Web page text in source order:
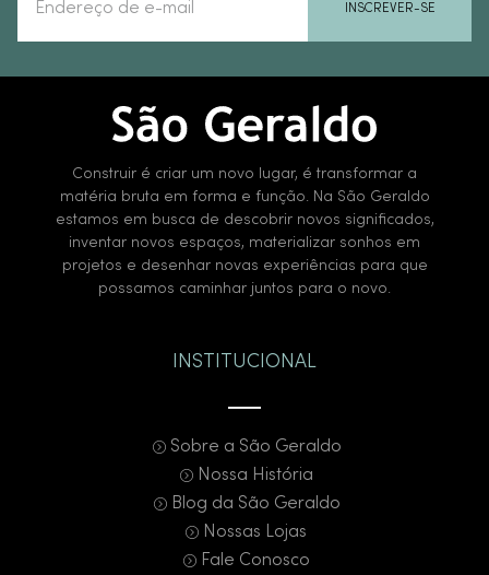
INSCREVER-SE
Construir é criar um novo lugar, é transformar a
matéria bruta em forma e função. Na São Geraldo
estamos em busca de descobrir novos significados,
inventar novos espaços, materializar sonhos em
projetos e desenhar novas experiências para que
possamos caminhar juntos para o novo.
INSTITUCIONAL
Sobre a São Geraldo
Nossa História
Blog da São Geraldo
Nossas Lojas
Fale Conosco